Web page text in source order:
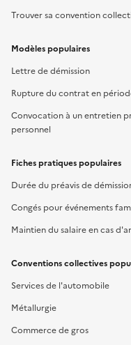
Trouver sa convention
Modèles populaires
Lettre de démission
Rupture du contrat en
Convocation à un entretien
personnel
Fiches pratiques populaires
Durée du préavis de
Congés pour événements
Maintien du salaire en cas
Conventions collectives
Services de l'automobile
Métallurgie
Commerce de gros